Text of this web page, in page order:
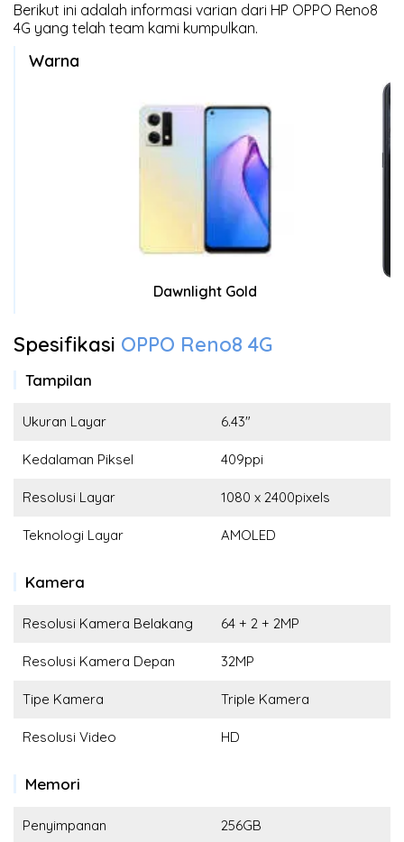
Berikut ini adalah informasi varian dari HP OPPO Reno8
4G yang telah team kami kumpulkan.
Warna
Dawnlight Gold
Spesifikasi OPPO Reno8 4G
Tampilan
Ukuran Layar 6.43"
Kedalaman Piksel 409ppi
Resolusi Layar 1080 x 2400pixels
Teknologi Layar AMOLED
Kamera
Resolusi Kamera Belakang 64 + 2 + 2MP
Resolusi Kamera Depan 32MP
Tipe Kamera Triple Kamera
Resolusi Video HD
Memori
Penyimpanan 256GB